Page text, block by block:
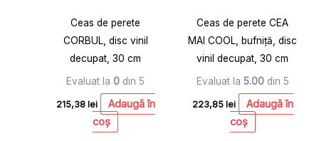
Ceas de perete
CORBUL, disc vinil
decupat, 30 cm
Evaluat la 0 din 5
215,38 lei
Adaugă în
coș
Ceas de perete CEA
MAI COOL, bufniță, disc
vinil decupat, 30 cm
Evaluat la 5.00din 5
223,85 lei
Adaugă în
coș